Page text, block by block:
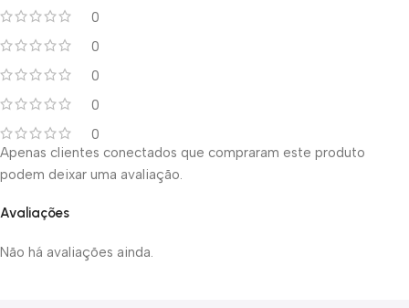
0
0
0
0
0
Avaliações
Não há avaliações ainda.
Apenas clientes conectados que compraram este produto
podem deixar uma avaliação.